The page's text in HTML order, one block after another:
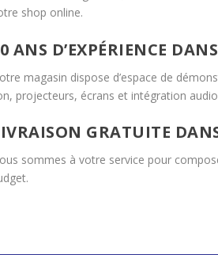
shop online.
ANS D’EXPÉRIENCE
magasin dispose d’espace de
projecteurs, écrans et intégration
GRATUITE
sommes à votre service pour